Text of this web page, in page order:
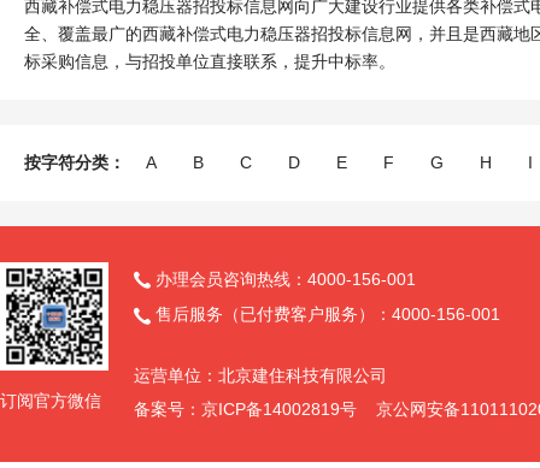
西藏补偿式电力稳压器招投标信息网向广大建设行业提供各类补偿
全、覆盖最广的西藏补偿式电力稳压器招投标信息网，并且是西藏
标采购信息，与招投单位直接联系，提升中标率。
按字符分类： A B C D E F G H I
订阅官方微信
 办理会员咨询热线：4000-156-001
 售后服务（已付费客户服务）：4000-156-001
运营单位：北京建住科技有限公司
备案号：京ICP备14002819号 京公网安备